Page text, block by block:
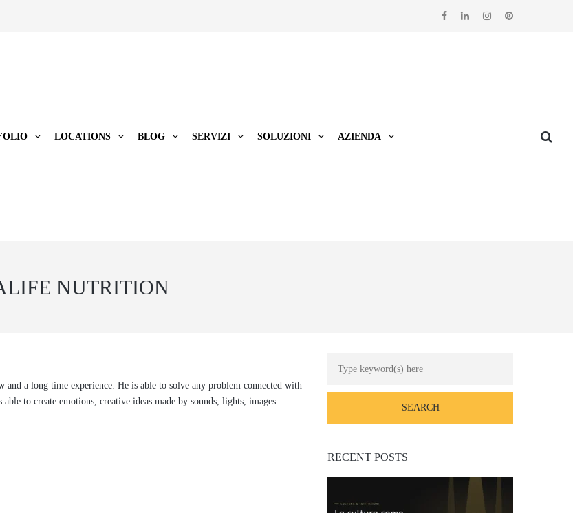
LOCATIONS BLOG SERVIZI SOLUZIONI AZIENDA
NUTRITION
and a long time experience. He is able to solve any problem connected with
to create emotions, creative ideas made by sounds, lights, images.
RECENT POSTS